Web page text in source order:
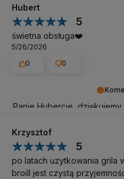
Można na nim przyrządzić
Po garść inspiracji i
zapraszamy do zakładki z
stronie. Życzymy wielu
Panie Hubercie, dziękujemy
Kingiem.
Hubert
5
świetna obsługa❤️
5/26/2026
0
0
Krzysztof
5
po latach uzytkowania grila
broill jest czystą